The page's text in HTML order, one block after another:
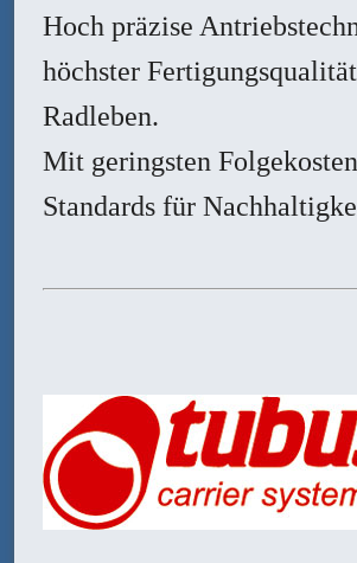
Hoch präzise
höchster
Radleben.
Mit geringsten
Standards für